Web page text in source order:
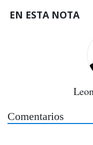
EN ESTA NOTA
Comentarios